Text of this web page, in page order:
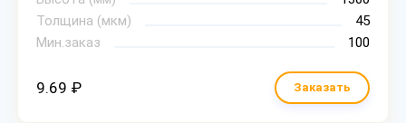
Толщина (мкм)
45
Мин.заказ
100
9.69 ₽ Заказать